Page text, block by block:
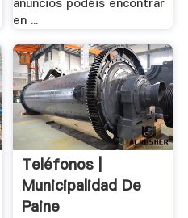
en ...
Teléfonos |
Municipalidad De
Paine